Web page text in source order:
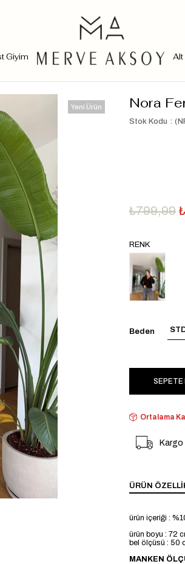
Giyim Alt
Yeni Ürün Nora
Stok Kodu
₺799,99
RENK
Beden
Ortalama
ÜRÜN
ürün içeriği :
ürün boyu : 72
bel ölçüsü : 50
MANKEN